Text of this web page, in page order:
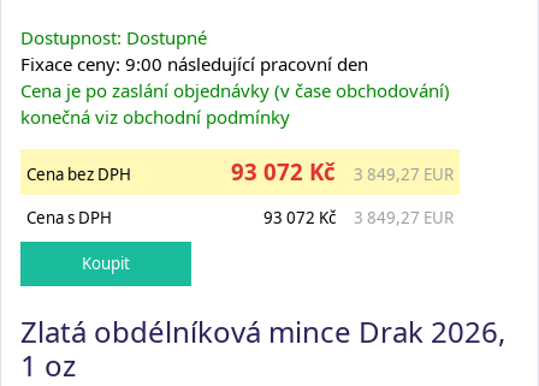
Dostupnost: Dostupné
Fixace ceny: 9:00 následující pracovní den
Cena je po zaslání objednávky (v čase obchodování)
konečná viz obchodní podmínky
Cena bez DPH 93 072 Kč
3 849,27 EUR
Cena s DPH
93 072 Kč 3 849,27 EUR
Zlatá obdélníková mince Drak 2026,
1 oz